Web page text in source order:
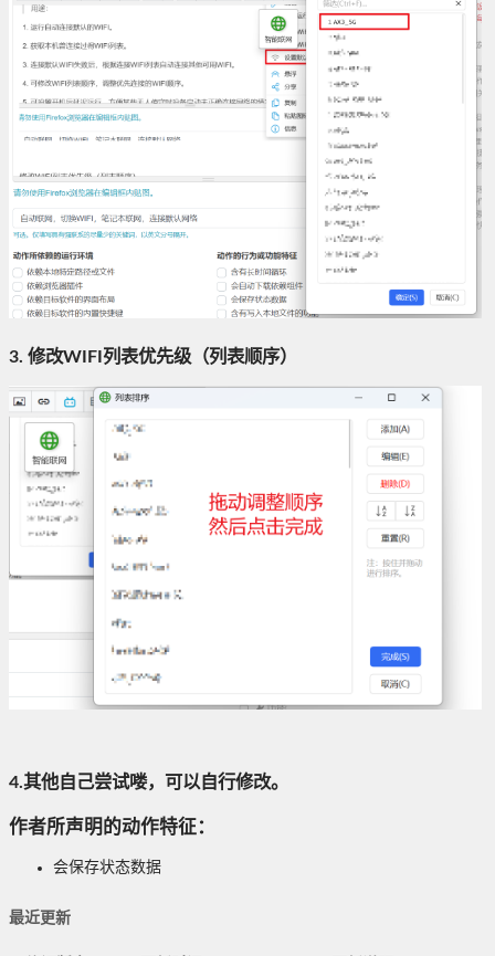
3. 修改WIFI列表优先级（列表顺序）
4.其他自己尝试喽，可以自行修改。
作者所声明的动作特征：
会保存状态数据
最近更新